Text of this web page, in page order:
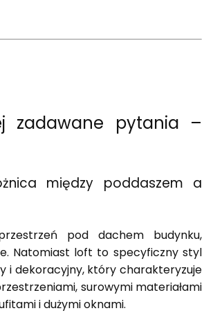
zadawane pytania –
między poddaszem a
pod dachem budynku,
Natomiast loft to specyficzny styl
i dekoracyjny, który charakteryzuje
surowymi materiałami
i dużymi oknami.